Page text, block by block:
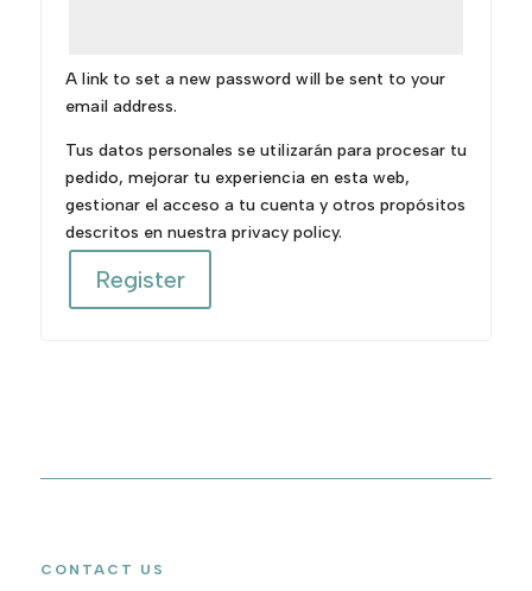
A link to set a new password will be sent to your
email address.
Tus datos personales se utilizarán para procesar tu
pedido, mejorar tu experiencia en esta web,
gestionar el acceso a tu cuenta y otros propósitos
descritos en nuestra privacy policy.
Register
CONTACT US